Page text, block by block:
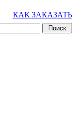
КАК ЗАКАЗАТЬ